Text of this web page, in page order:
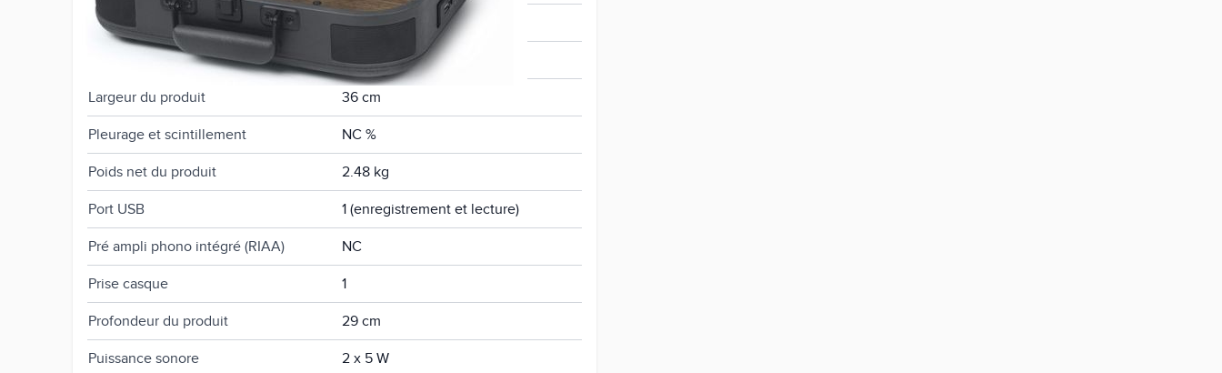
Entrée audio aux 1
Hauteur du produit 12.9 cm
Largeur du produit 36 cm
Pleurage et scintillement NC %
Poids net du produit 2.48 kg
Port USB 1 (enregistrement et lecture)
Pré ampli phono intégré (RIAA) NC
Prise casque 1
Profondeur du produit 29 cm
Puissance sonore 2 x 5 W